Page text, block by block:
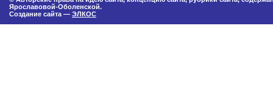
Ярославовой-Оболенской.
Создание сайта — ЭЛКОС